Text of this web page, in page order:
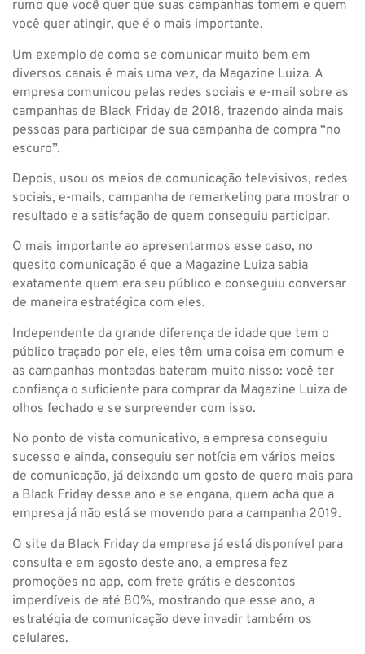
rumo que você quer que suas campanhas tomem e quem
você quer atingir, que é o mais importante.
Um exemplo de como se comunicar muito bem em
diversos canais é mais uma vez, da Magazine Luiza. A
empresa comunicou pelas redes sociais e e-mail sobre as
campanhas de Black Friday de 2018, trazendo ainda mais
pessoas para participar de sua campanha de compra “no
escuro”.
Depois, usou os meios de comunicação televisivos, redes
sociais, e-mails, campanha de remarketing para mostrar o
resultado e a satisfação de quem conseguiu participar.
O mais importante ao apresentarmos esse caso, no
quesito comunicação é que a Magazine Luiza sabia
exatamente quem era seu público e conseguiu conversar
de maneira estratégica com eles.
Independente da grande diferença de idade que tem o
público traçado por ele, eles têm uma coisa em comum e
as campanhas montadas bateram muito nisso: você ter
confiança o suficiente para comprar da Magazine Luiza de
olhos fechado e se surpreender com isso.
No ponto de vista comunicativo, a empresa conseguiu
sucesso e ainda, conseguiu ser notícia em vários meios
de comunicação, já deixando um gosto de quero mais para
a Black Friday desse ano e se engana, quem acha que a
empresa já não está se movendo para a campanha 2019.
O site da Black Friday da empresa já está disponível para
consulta e em agosto deste ano, a empresa fez
promoções no app, com frete grátis e descontos
imperdíveis de até 80%, mostrando que esse ano, a
estratégia de comunicação deve invadir também os
celulares.